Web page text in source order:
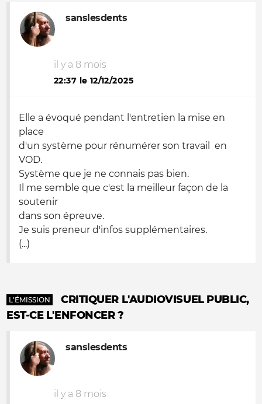
sanslesdents
il y a 8 mois
22:37 le 12/12/2025
Elle a évoqué pendant l'entretien la mise en
place
d'un système pour rénumérer son travail en
VOD.
Système que je ne connais pas bien.
Il me semble que c'est la meilleur façon de la
soutenir
dans son épreuve.
Je suis preneur d'infos supplémentaires.
(...)
L'ÉMISSION
CRITIQUER L'AUDIOVISUEL PUBLIC,
EST-CE L'ENFONCER ?
sanslesdents
il y a 8 mois